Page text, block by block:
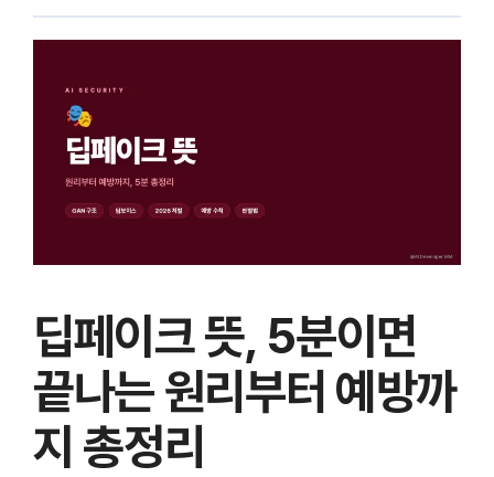
딥페이크 뜻, 5분이면
끝나는 원리부터 예방까
지 총정리